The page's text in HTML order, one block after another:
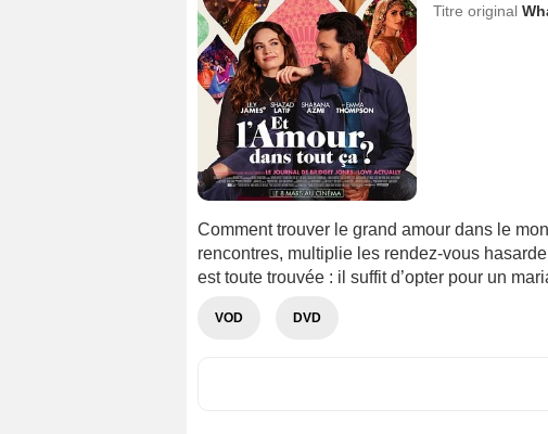
Titre original
Comment trouver le grand amour dans le
rencontres, multiplie les rendez-vous
est toute trouvée : il suffit d’opter pour un
VOD DVD